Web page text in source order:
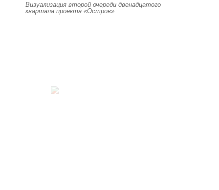
Визуализация второй очереди двенадцатого
квартала проекта «Остров»